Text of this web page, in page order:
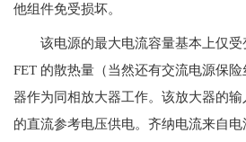
他组件免受损坏。
该电源的最大电流容量基本上仅受
FET 的散热量（当然还有交流电源保
器作为同相放大器工作。该放大器的
的直流参考电压供电。齐纳电流来自电